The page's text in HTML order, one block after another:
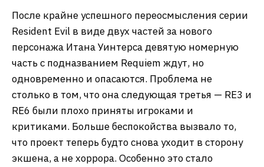
После крайне успешного переосмысления серии
Resident Evil в виде двух частей за нового
персонажа Итана Уинтерса девятую номерную
часть с подназванием Requiem ждут, но
одновременно и опасаются. Проблема не
столько в том, что она следующая третья — RE3 и
RE6 были плохо приняты игроками и
критиками. Больше беспокойства вызвало то,
что проект теперь будто снова уходит в сторону
экшена, а не хоррора. Особенно это стало